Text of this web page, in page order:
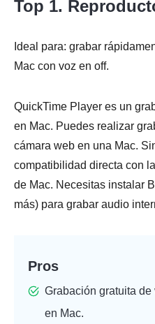
Top 1.
Ideal para: grabar
Mac con voz en off.
QuickTime Player es un
en Mac. Puedes realizar
cámara web en una Mac.
compatibilidad directa con
de Mac. Necesitas instalar
más) para grabar audio
Pros
Grabación gratuita
en Mac.